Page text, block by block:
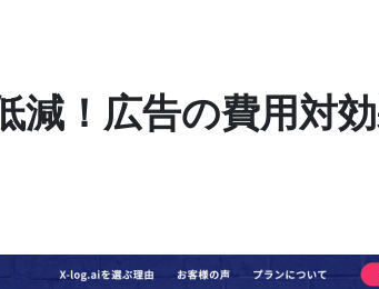
マーケティング戦略の設
SEOを意識したWEBサ
Webライターの講座を
減！広告の費用対